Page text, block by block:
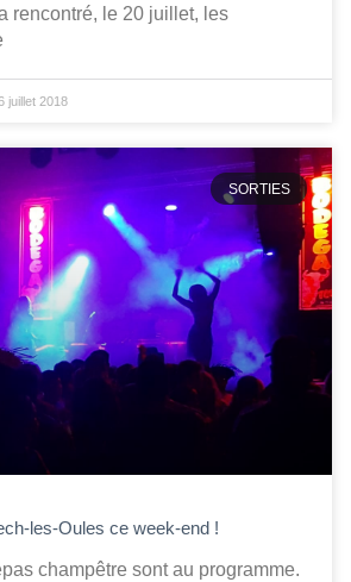
rencontré, le 20 juillet, les
juillet 2018
SORTIES
les-Oules ce week-end !
champêtre sont au programme.